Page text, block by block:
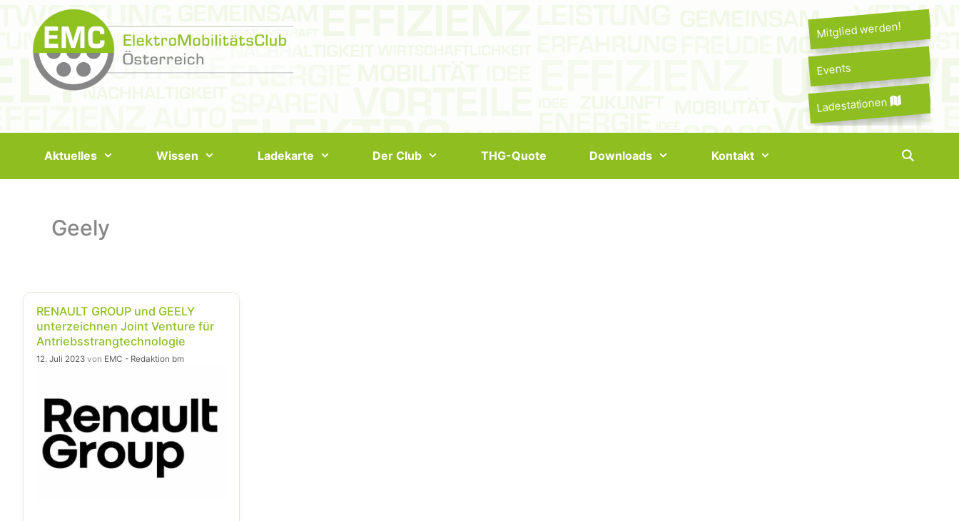
Mitglied werden!
Events
Ladestationen
Aktuelles Wissen Ladekarte Der Club THG-Quote Downloads Kontakt
Geely
RENAULT GROUP und GEELY
unterzeichnen Joint Venture für
Antriebsstrangtechnologie
12. Juli 2023 von EMC - Redaktion bm